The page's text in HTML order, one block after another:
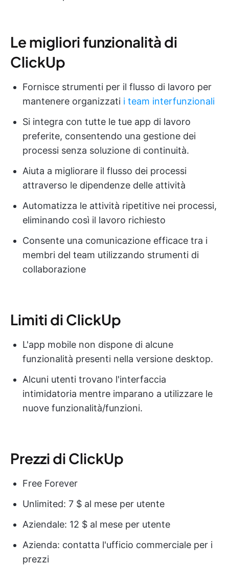
Le migliori funzionalità di
ClickUp
Fornisce strumenti per il flusso di lavoro per
mantenere organizzati i team interfunzionali
Si integra con tutte le tue app di lavoro
preferite, consentendo una gestione dei
processi senza soluzione di continuità.
Aiuta a migliorare il flusso dei processi
attraverso le dipendenze delle attività
Automatizza le attività ripetitive nei processi,
eliminando così il lavoro richiesto
Consente una comunicazione efficace tra i
membri del team utilizzando strumenti di
collaborazione
Limiti di ClickUp
L'app mobile non dispone di alcune
funzionalità presenti nella versione desktop.
Alcuni utenti trovano l'interfaccia
intimidatoria mentre imparano a utilizzare le
nuove funzionalità/funzioni.
Prezzi di ClickUp
Free Forever
Unlimited: 7 $ al mese per utente
Aziendale: 12 $ al mese per utente
Azienda: contatta l'ufficio commerciale per i
prezzi